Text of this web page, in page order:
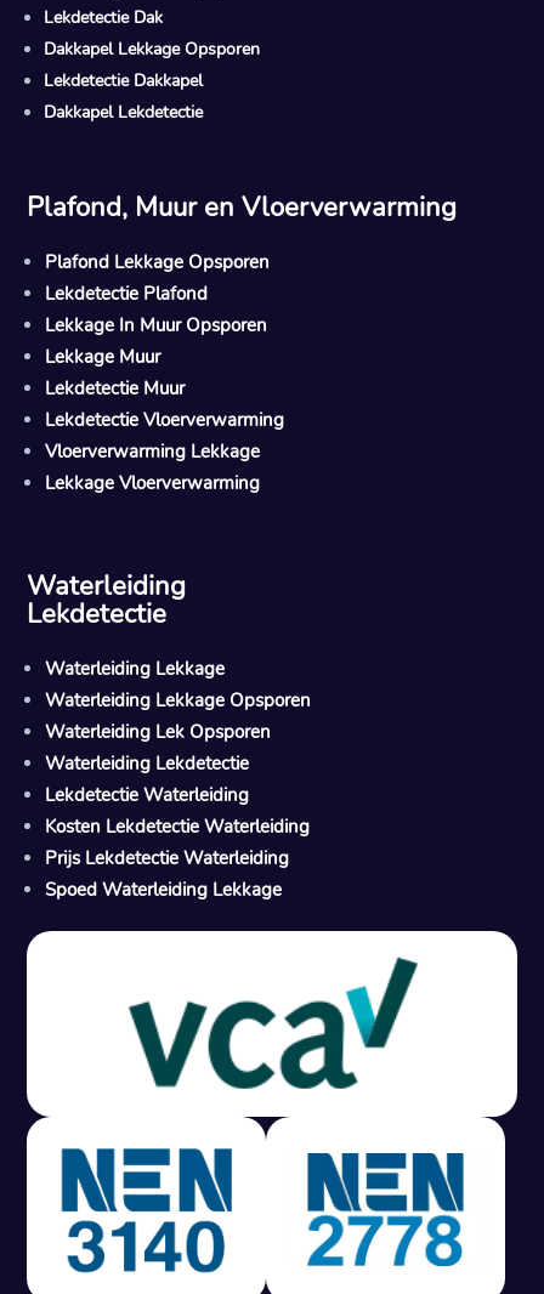
M
Gratis offerte in 24 uur
Geen lekkage? Geen betaling.
Vast tarief van € 395,- exc btw.
Rapport binnen 3 werkdagen.
100% RIsicovrij.
Vaak vergoed door verzekeraar.
Lekdetectie Dak
Dakkapel Lekkage Opsporen
Lekdetectie Dakkapel
Dakkapel Lekdetectie
Plafond, Muur en Vloerverwarming
Plafond Lekkage Opsporen
Lekdetectie Plafond
Lekkage In Muur Opsporen
Lekkage Muur
Lekdetectie Muur
Lekdetectie Vloerverwarming
Vloerverwarming Lekkage
Lekkage Vloerverwarming
Waterleiding
Lekdetectie
Waterleiding Lekkage
Waterleiding Lekkage Opsporen
Waterleiding Lek Opsporen
Waterleiding Lekdetectie
Lekdetectie Waterleiding
Kosten Lekdetectie Waterleiding
Prijs Lekdetectie Waterleiding
Spoed Waterleiding Lekkage